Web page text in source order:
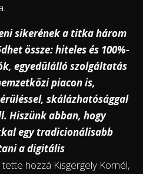
sikerének a titka három
össze: hiteles és 100%-
egyedülálló szolgáltatás
piacon is,
skálázhatósággal
Hiszünk abban, hogy
egy tradicionálisabb
a digitális
tette hozzá Kisgergely Kornél,